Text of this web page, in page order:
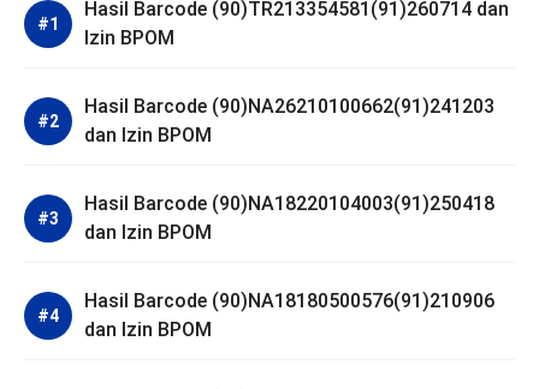
Hasil Barcode (90)TR213354581(91)260714 dan
Izin BPOM
Hasil Barcode (90)NA26210100662(91)241203
dan Izin BPOM
Hasil Barcode (90)NA18220104003(91)250418
dan Izin BPOM
Hasil Barcode (90)NA18180500576(91)210906
dan Izin BPOM